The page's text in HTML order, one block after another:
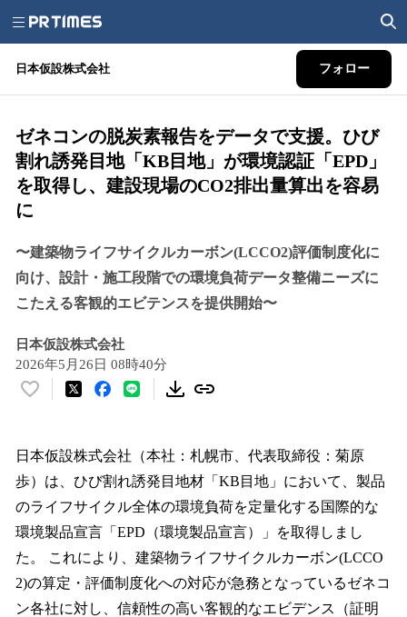
日本仮設株式会社 フォロー
ゼネコンの脱炭素報告をデータで支援。ひび
割れ誘発目地「KB目地」が環境認証「EPD」
を取得し、建設現場のCO2排出量算出を容易
に
〜建築物ライフサイクルカーボン(LCCO2)評価制度化に
向け、設計・施工段階での環境負荷データ整備ニーズに
こたえる客観的エビテンスを提供開始〜
日本仮設株式会社
2026年5月26日 08時40分
い
！
数
を
読
み
み
中
で
日本仮設株式会社（本社：札幌市、代表取締役：菊原
歩）は、ひび割れ誘発目地材「KB目地」において、製品
のライフサイクル全体の環境負荷を定量化する国際的な
環境製品宣言「EPD（環境製品宣言）」を取得しまし
た。 これにより、建築物ライフサイクルカーボン(LCCO
2)の算定・評価制度化への対応が急務となっているゼネコ
ン各社に対し、信頼性の高い客観的なエビデンス（証明